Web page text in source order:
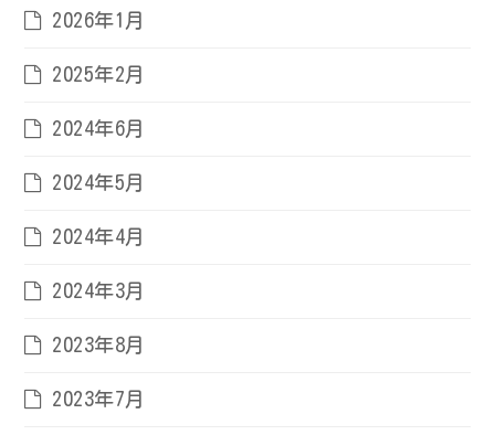
2026年1月
2025年2月
2024年6月
2024年5月
2024年4月
2024年3月
2023年8月
2023年7月